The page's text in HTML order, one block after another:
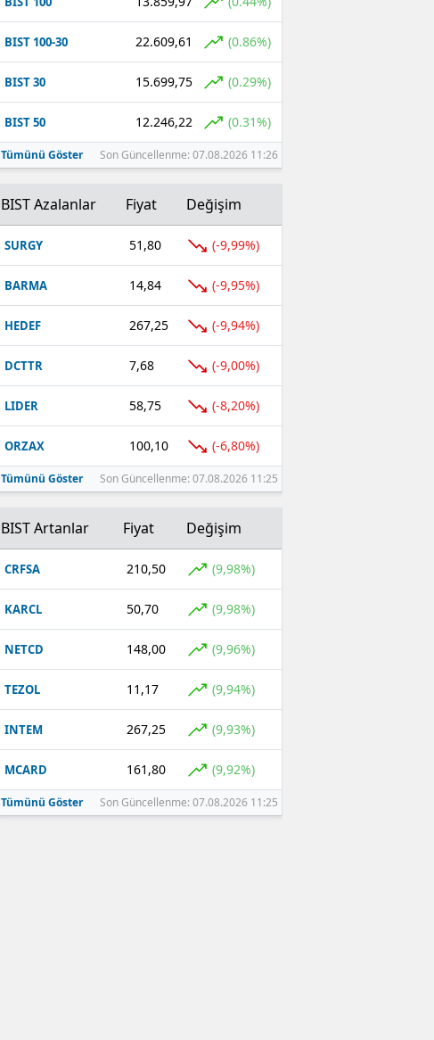
BIST 100-30 22.609,61 (0.86%)
BIST 30 15.699,75 (0.29%)
BIST 50 12.246,22 (0.31%)
Tümünü Göster Son Güncellenme: 07.08.2026 11:26
BIST Azalanlar Fiyat Değişim
SURGY 51,80 (-9,99%)
BARMA 14,84 (-9,95%)
HEDEF 267,25 (-9,94%)
DCTTR 7,68 (-9,00%)
LIDER 58,75 (-8,20%)
ORZAX 100,10 (-6,80%)
Tümünü Göster Son Güncellenme: 07.08.2026 11:25
BIST Artanlar Fiyat Değişim
CRFSA 210,50 (9,98%)
KARCL 50,70 (9,98%)
NETCD 148,00 (9,96%)
TEZOL 11,17 (9,94%)
INTEM 267,25 (9,93%)
MCARD 161,80 (9,92%)
Tümünü Göster Son Güncellenme: 07.08.2026 11:25